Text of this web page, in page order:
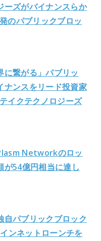
ーズがバイナンスらか
のパブリックブロッ
に繋がる」パブリッ
ナンスをリード投資家
イクテクノロジーズ
Networkのロッ
が54億円相当に達し
自パブリックブロック
ンネットローンチを